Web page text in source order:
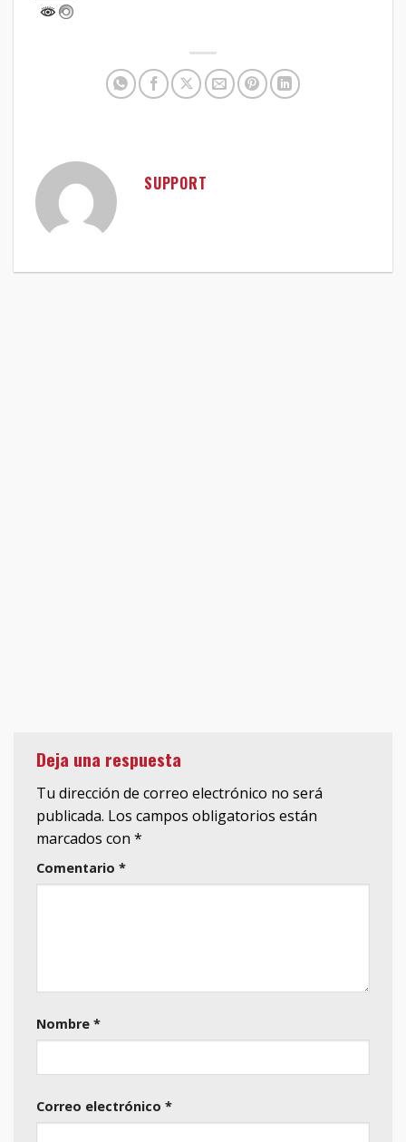
SUPPORT
Deja una respuesta
Tu dirección de correo electrónico no será
publicada. Los campos obligatorios están
marcados con *
Comentario *
Nombre *
Correo electrónico *